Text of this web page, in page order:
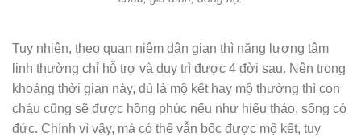
Tuy nhiên, theo quan niệm dân gian thì năng lượng tâm
linh thường chỉ hỗ trợ và duy trì được 4 đời sau. Nên trong
khoảng thời gian này, dù là mộ kết hay mộ thường thì con
cháu cũng sẽ được hồng phúc nếu như hiếu thảo, sống có
đức. Chính vì vậy, mà có thể vẫn bốc được mộ kết, tuy